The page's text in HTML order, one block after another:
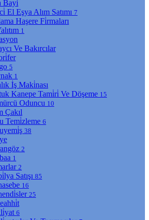
Bayi̇
El Eşya Alım Satımı 7
Haşere Fi̇rmaları
1
Ve Bakırcılar
5
1
İş Maki̇nası
Kanepe Tami̇ri̇ Ve Döşeme 15
Oduncu 10
Çakıl
Temi̇zleme 6
38
2
1
2
Satışı 85
16
25
6